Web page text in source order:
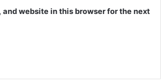
and website in this browser for the next